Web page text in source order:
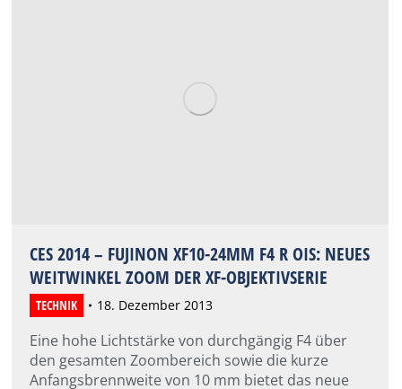
CES 2014 – FUJINON XF10-24MM F4 R OIS: NEUES
WEITWINKEL ZOOM DER XF-OBJEKTIVSERIE
TECHNIK 18. Dezember 2013
Eine hohe Lichtstärke von durchgängig F4 über
den gesamten Zoombereich sowie die kurze
Anfangsbrennweite von 10 mm bietet das neue